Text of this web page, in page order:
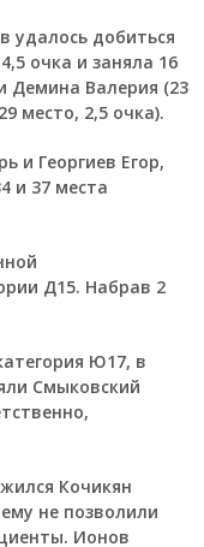
удалось добиться
очка и заняла 16
Демина Валерия (23
место, 2,5 очка).
и Георгиев Егор,
и 37 места
Д15. Набрав 2
Ю17, в
Смыковский
Кочикян
не позволили
Ионов